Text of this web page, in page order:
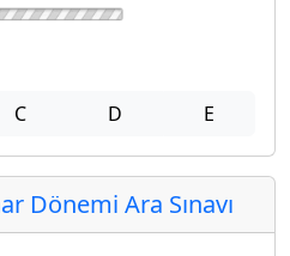
C D E
Dönemi Ara Sınavı